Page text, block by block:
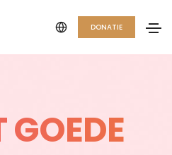
DONATIE
GOEDE